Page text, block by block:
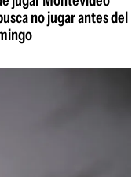
no jugar antes del